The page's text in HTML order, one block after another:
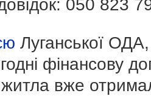
050 823
Луганської ОДА,
фінансову
вже